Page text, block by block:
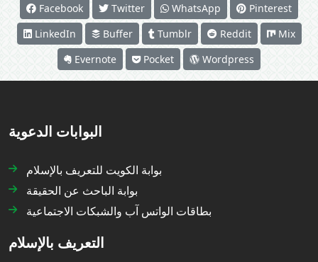
Facebook Twitter WhatsApp
Pinterest
LinkedIn
Buffer Tumblr Reddit
Mix
Evernote
Pocket Wordpress
البوابات الدعوية
بوابة الكويت للتعريف بالإسلام
بوابة الباحث عن الحقيقة
بطاقات الواتس آب والشبكات الاجتماعية
التعريف بالإسلام